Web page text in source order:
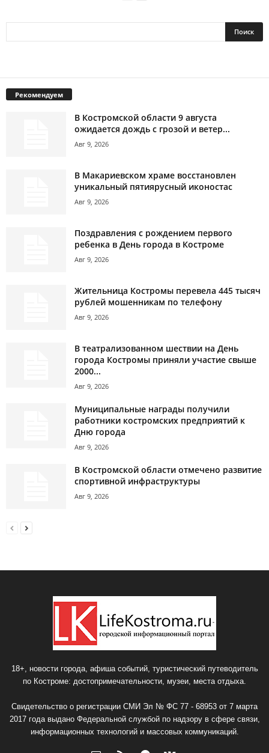
Рекомендуем
В Костромской области 9 августа
ожидается дождь с грозой и ветер...
Авг 9, 2026
В Макариевском храме восстановлен
уникальный пятиярусный иконостас
Авг 9, 2026
Поздравления с рождением первого
ребенка в День города в Костроме
Авг 9, 2026
Жительница Костромы перевела 445 тысяч
рублей мошенникам по телефону
Авг 9, 2026
В театрализованном шествии на День
города Костромы приняли участие свыше
2000...
Авг 9, 2026
Муниципальные награды получили
работники костромских предприятий к
Дню города
Авг 9, 2026
В Костромской области отмечено развитие
спортивной инфраструктуры
Авг 9, 2026
18+, новости города, афиша событий, туристический путеводитель
по Костроме: достопримечательности, музеи, места отдыха.
Свидетельство о регистрации СМИ Эл № ФС 77 - 68953 от 7 марта
2017 года выдано Федеральной службой по надзору в сфере связи,
информационных технологий и массовых коммуникаций.